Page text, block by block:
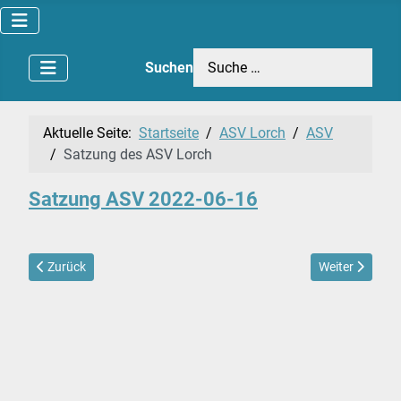
Suchen
Aktuelle Seite: Startseite ASV Lorch
ASV
Satzung des ASV Lorch
Satzung ASV 2022-06-16
Vorheriger Beitrag: Vereinsgeschichte des ASV Lorch
Zurück Nächster
Weiter